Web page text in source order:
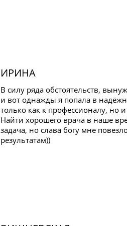
ИРИНА
В силу ряда обстоятельств,
и вот однажды я попала в
только как к профессионалу, но
Найти хорошего врача в наше
задача, но слава богу мне
результатам))